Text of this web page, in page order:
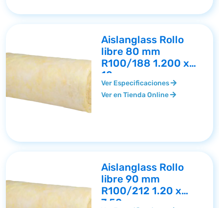
Aislanglass Rollo
libre 80 mm
R100/188 1.200 x
12
Ver Especificaciones
Ver en Tienda Online
Aislanglass Rollo
libre 90 mm
R100/212 1.20 x
7.50